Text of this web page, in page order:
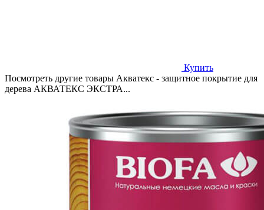
Купить
Посмотреть другие товары Акватекс - защитное покрытие для
дерева АКВАТЕКС ЭКСТРА...